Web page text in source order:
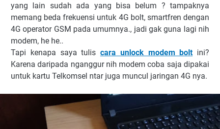
yang lain sudah ada yang bisa belum ? tampaknya
memang beda frekuensi untuk 4G bolt, smartfren dengan
4G operator GSM pada umumnya., jadi gak guna lagi nih
modem, he he..
Tapi kenapa saya tulis cara unlock modem boltini?
Karena daripada nganggur nih modem coba saja dipakai
untuk kartu Telkomsel ntar juga muncul jaringan 4G nya.